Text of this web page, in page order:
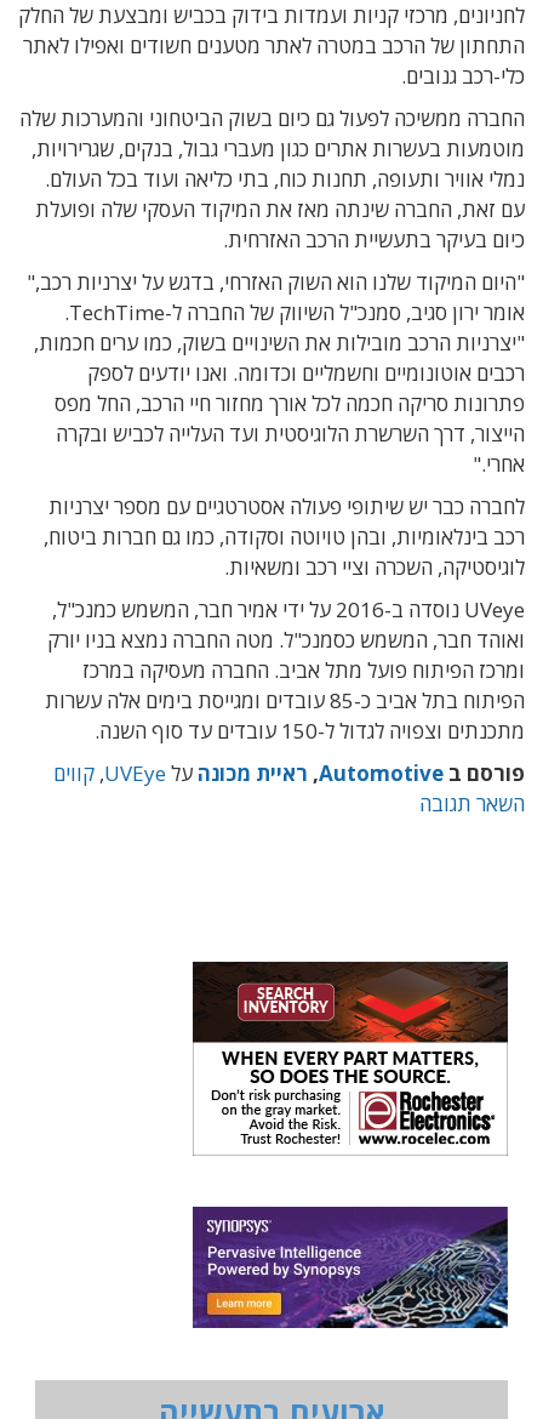
לחניונים, מרכזי קניות ועמדות בידוק בכביש ומבצעתשל החלק
התחתון של הרכב במטרה לאתר מטענים חשודים ואפילו לאתר
כלי-רכב גנובים.
החברה ממשיכה לפעול גם כיום בשוק הביטחוני והמערכות שלה
מוטמעות בעשרות אתרים כגון מעברי גבול, בנקים, שגרירויות,
נמלי אוויר ותעופה, תחנות כוח, בתי כליאה ועוד בכל העולם.
עם זאת, החברה שינתה מאז את המיקוד העסקי שלה ופועלת
כיום בעיקר בתעשיית הרכב האזרחית.
"היום המיקוד שלנו הוא השוק האזרחי, בדגש על יצרניות רכב,"
אומר ירון סגיב, סמנכ"ל השיווק של החברה ל-TechTime
.
"יצרניות הרכב מובילות את השינויים בשוק, כמו ערים חכמות,
רכבים אוטונומיים וחשמליים וכדומה. ואנו יודעים לספק
פתרונות סריקה חכמה לכל אורך מחזור חיי הרכב, החל מפס
הייצור, דרך השרשרת הלוגיסטית ועד העלייה לכביש ובקרה
אחרי."
לחברה כבר יש שיתופי פעולה אסטרטגיים עם מספר יצרניות
רכב בינלאומיות, ובהן טויוטה וסקודה, כמו גם חברות ביטוח,
לוגיסטיקה, השכרה וציי רכב ומשאיות.
UVeye
נוסדה ב-2016 על ידי אמיר חבר, המשמש כמנכ"ל,
ואוהד חבר, המשמש כסמנכ"ל. מטה החברה נמצא בניו יורק
ומרכז הפיתוח פועל מתל אביב. החברה מעסיקה במרכז
הפיתוח בתל אביב כ-85 עובדים ומגייסת בימים אלה עשרות
מתכנתים וצפויה לגדול ל-150 עובדים עד סוף השנה.
פורסם ב Automotive
, ראיית מכונה עלUVEye
, קווים
השאר תגובה